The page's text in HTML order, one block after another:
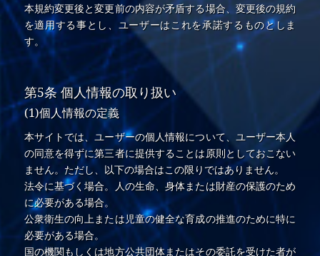
本規約変更後と変更前の内容が矛盾する場合、変更後の規約
を適用する事とし、ユーザーはこれを承諾するものとしま
す。
第5条 個人情報の取り扱い
(1)個人情報の定義
本サイトでは、ユーザーの個人情報について、ユーザー本人
の同意を得ずに第三者に提供することは原則としておこない
ません。ただし、以下の場合はこの限りではありません。
法令に基づく場合。人の生命、身体または財産の保護のため
に必要がある場合。
公衆衛生の向上または児童の健全な育成の推進のために特に
必要がある場合。
国の機関もしくは地方公共団体またはその委託を受けた者が